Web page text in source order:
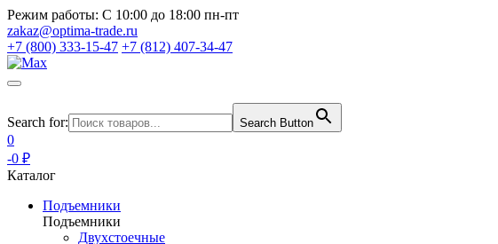
Режим работы: С 10:00 до 18:00 пн-пт
zakaz@optima-trade.ru
+7 (800) 333-15-47 +7 (812) 407-34-47
Search for: Search Button
0
-0 ₽
Каталог
Подъемники
Подъемники
Двухстоечные